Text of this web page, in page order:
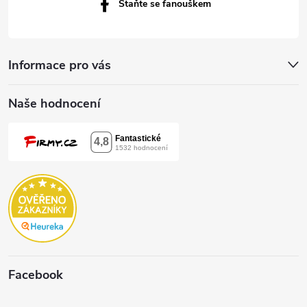
Informace pro vás
Naše hodnocení
Facebook
Staňte se fanouškem